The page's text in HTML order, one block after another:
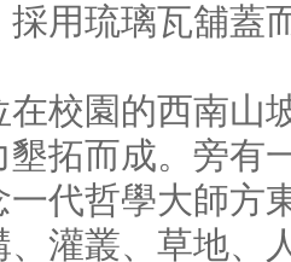
採用琉璃瓦舖蓋
在校園的西南山
墾拓而成。旁有
一代哲學大師方
、灌叢、草地、